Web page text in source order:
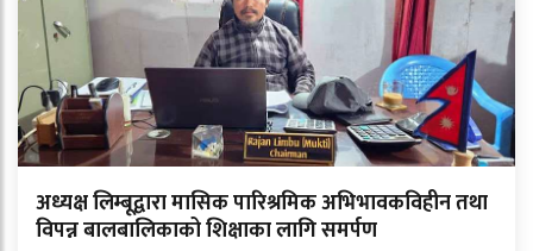
अध्यक्ष लिम्बूद्वारा मासिक पारिश्रमिक अभिभावकविहीन तथा
विपन्न बालबालिकाको शिक्षाका लागि समर्पण